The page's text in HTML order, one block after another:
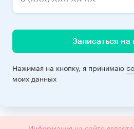
Записаться на
Нажимая на кнопку, я принимаю
моих данных